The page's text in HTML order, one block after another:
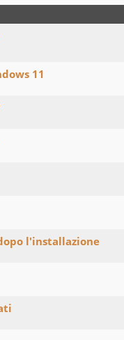
11
l'installazione